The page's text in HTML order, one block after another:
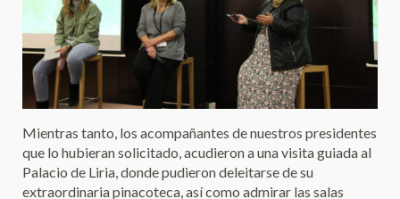
Mientras tanto, los acompañantes de nuestros presidentes
que lo hubieran solicitado, acudieron a una visita guiada al
Palacio de Liria, donde pudieron deleitarse de su
extraordinaria pinacoteca, así como admirar las salas